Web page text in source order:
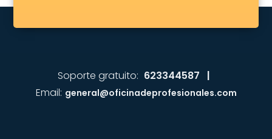
Soporte gratuito: 623344587 |
Email: general@oficinadeprofesionales.com